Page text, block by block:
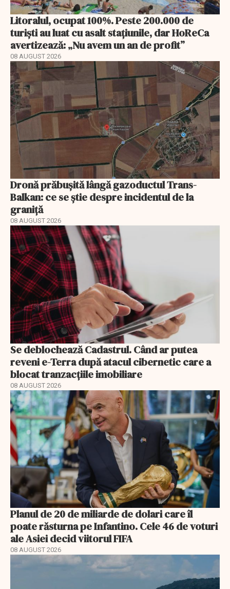
Litoralul, ocupat 100%. Peste 200.000 de
turiști au luat cu asalt stațiunile, dar HoReCa
avertizează: „Nu avem un an de profit”
08 AUGUST 2026
Dronă prăbușită lângă gazoductul Trans-
Balkan: ce se știe despre incidentul de la
graniță
08 AUGUST 2026
Se deblochează Cadastrul. Când ar putea
reveni e-Terra după atacul cibernetic care a
blocat tranzacțiile imobiliare
08 AUGUST 2026
Planul de 20 de miliarde de dolari care îl
poate răsturna pe Infantino. Cele 46 de voturi
ale Asiei decid viitorul FIFA
08 AUGUST 2026